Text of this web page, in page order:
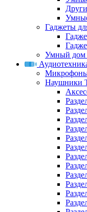
Гаджеты
Умный дом
Наушники